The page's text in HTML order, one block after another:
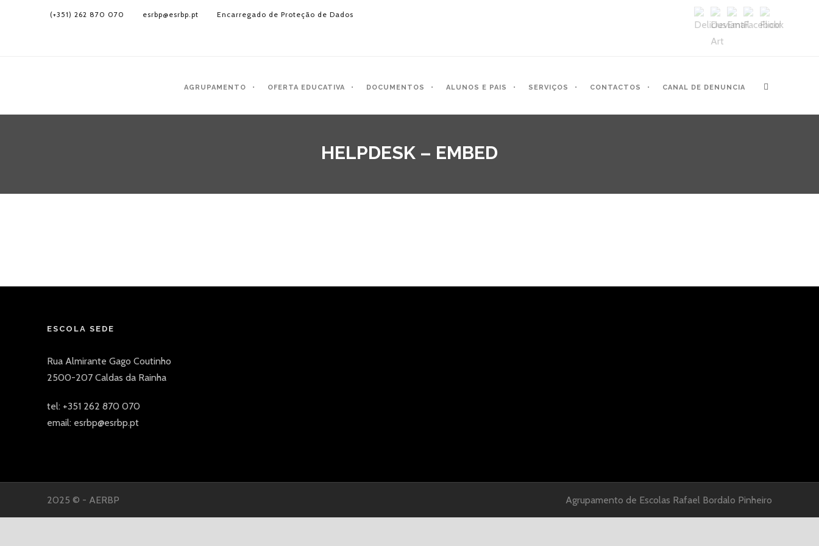
(+351) 262 870 070 esrbp@esrbp.pt Encarregado de Proteção de Dados
AGRUPAMENTO OFERTA EDUCATIVA DOCUMENTOS ALUNOS E PAIS SERVIÇOS CONTACTOS CANAL DE DENUNCIA
HELPDESK – EMBED
ESCOLA SEDE
Rua Almirante Gago Coutinho
2500-207 Caldas da Rainha
tel: +351 262 870 070
email: esrbp@esrbp.pt
2025 © - AERBP Agrupamento de Escolas Rafael Bordalo Pinheiro